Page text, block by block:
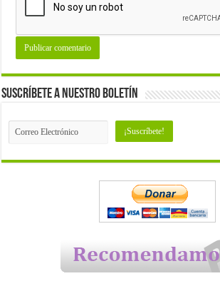
Suscríbete a nuestro Boletín